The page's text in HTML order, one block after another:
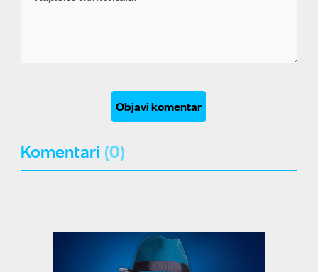
Objavi komentar
Komentari (0)